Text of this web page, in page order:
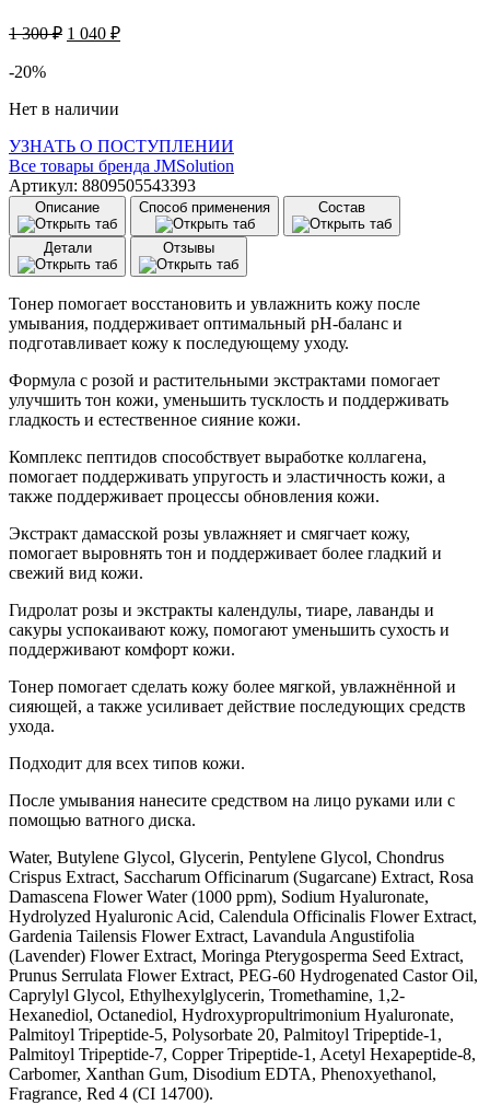
1 300₽ Первоначальная
300 ₽.
1 040 ₽Текущая
-20%
Нет в наличии
УЗНАТЬ О ПОСТУПЛЕНИИ
Все товары бренда JMSolution
Артикул: 8809505543393
Описание Способ применения Состав
Детали Отзывы
Тонер помогает восстановить и увлажнить кожу после
умывания, поддерживает оптимальный pH-баланс и
подготавливает кожу к последующему уходу.
Формула с розой и растительными экстрактами помогает
улучшить тон кожи, уменьшить тусклость и поддерживать
гладкость и естественное сияние кожи.
Комплекс пептидов способствует выработке коллагена,
помогает поддерживать упругость и эластичность кожи, а
также поддерживает процессы обновления кожи.
Экстракт дамасской розы увлажняет и смягчает кожу,
помогает выровнять тон и поддерживает более гладкий и
свежий вид кожи.
Гидролат розы и экстракты календулы, тиаре, лаванды и
сакуры успокаивают кожу, помогают уменьшить сухость и
поддерживают комфорт кожи.
Тонер помогает сделать кожу более мягкой, увлажнённой и
сияющей, а также усиливает действие последующих средств
ухода.
Подходит для всех типов кожи.
После умывания нанесите средством на лицо руками или с
помощью ватного диска.
Water, Butylene Glycol, Glycerin, Pentylene Glycol, Chondrus
Crispus Extract, Saccharum Officinarum (Sugarcane) Extract, Rosa
Damascena Flower Water (1000 ppm), Sodium Hyaluronate,
Hydrolyzed Hyaluronic Acid, Calendula Officinalis Flower Extract,
Gardenia Tailensis Flower Extract, Lavandula Angustifolia
(Lavender) Flower Extract, Moringa Pterygosperma Seed Extract,
Prunus Serrulata Flower Extract, PEG-60 Hydrogenated Castor Oil,
Caprylyl Glycol, Ethylhexylglycerin, Tromethamine, 1,2-
Hexanediol, Octanediol, Hydroxypropultrimonium Hyaluronate,
Palmitoyl Tripeptide-5, Polysorbate 20, Palmitoyl Tripeptide-1,
Palmitoyl Tripeptide-7, Copper Tripeptide-1, Acetyl Hexapeptide-8,
Carbomer, Xanthan Gum, Disodium EDTA, Phenoxyethanol,
Fragrance, Red 4 (CI 14700).